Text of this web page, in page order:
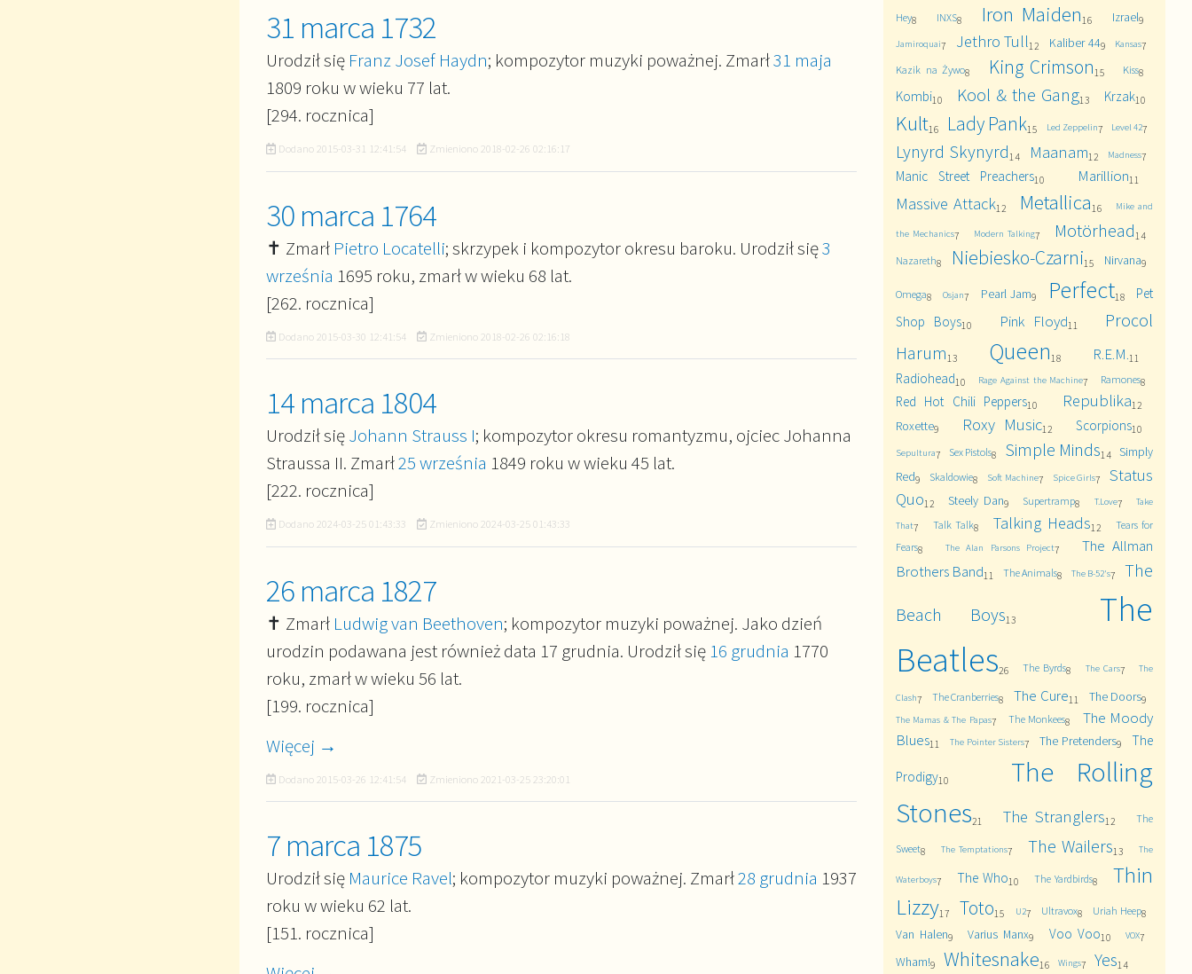
31 marca 1732
Urodził się Franz Josef Haydn; kompozytor muzyki poważnej. Zmarł31 maja
1809 roku w wieku 77 lat.
[294. rocznica]
Dodano2015-03-31 12:41:54 Zmieniono2018-02-26 02:16:17
30 marca 1764
✝ Zmarł Pietro Locatelli; skrzypek i kompozytor okresu baroku. Urodził się3
września 1695 roku, zmarł w wieku 68 lat.
[262. rocznica]
Dodano 2015-03-30 12:41:54 Zmieniono 2018-02-26 02:16:18
14 marca 1804
Urodził sięJohann Strauss I; kompozytor okresu romantyzmu, ojciec Johanna
Straussa II. Zmarł25 września 1849 roku w wieku 45 lat.
[222. rocznica]
Dodano2024-03-25 01:43:33 Zmieniono2024-03-25 01:43:33
26 marca 1827
✝ Zmarł Ludwig van Beethoven; kompozytor muzyki poważnej. Jako dzień
urodzin podawana jest również data 17 grudnia. Urodził się16 grudnia 1770
roku, zmarł w wieku 56 lat.
[199. rocznica]
Więcej →
Dodano 2015-03-26 12:41:54 Zmieniono 2021-03-25 23:20:01
7 marca 1875
Urodził się Maurice Ravel; kompozytor muzyki poważnej. Zmarł28 grudnia 1937
roku w wieku 62 lat.
[151. rocznica]
Hey8 INXS8 Iron Maiden16 Izrael9
Jamiroquai7 Jethro Tull12 Kaliber 449 Kansas7
Kazik na Żywo8 King Crimson15 Kiss8
Kombi10 Kool & the Gang13 Krzak10
Kult16 Lady Pank15 Led Zeppelin7 Level 427
Lynyrd Skynyrd14 Maanam12 Madness7
Manic Street Preachers10 Marillion11
Massive Attack12 Metallica16 Mike and
the Mechanics7 Modern Talking7 Motörhead14
Nazareth8 Niebiesko-Czarni15 Nirvana9
Omega8 Osjan7 Pearl Jam9 Perfect18
Pet
Shop Boys10 Pink Floyd11
Procol
Harum13 Queen18 R.E.M.11
Radiohead10 Rage Against the Machine7 Ramones8
Red Hot Chili Peppers10 Republika12
Roxette9 Roxy Music12 Scorpions10
Sepultura7 Sex Pistols8 Simple Minds14
Simply
Red9 Skaldowie8 Soft Machine7 Spice Girls7
Status
Quo12 Steely Dan9 Supertramp8 T.Love7
Take
That7 Talk Talk8 Talking Heads12
Tears for
Fears8 The Alan Parsons Project7
The Allman
Brothers Band11 The Animals8 The B-52's7
The
Beach Boys13
The
Beatles26 The Byrds8 The Cars7 The
Clash7 The Cranberries8 The Cure11 The Doors9
The Mamas & The Papas7 The Monkees8
The Moody
Blues11 The Pointer Sisters7 The Pretenders9 The
Prodigy10
The Rolling
Stones21 The Stranglers12 The
Sweet8 The Temptations7 The Wailers13 The
Waterboys7 The Who10 The Yardbirds8
Thin
Lizzy17 Toto15 U27 Ultravox8 Uriah Heep8
Van Halen9 Varius Manx9 Voo Voo10 VOX7
Wham!9 Whitesnake16 Wings7 Yes14